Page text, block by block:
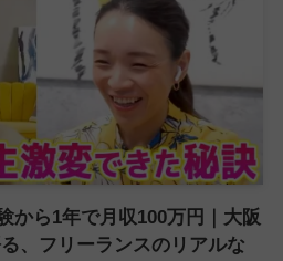
から1年で月収100万円｜大阪
、フリーランスのリアルな